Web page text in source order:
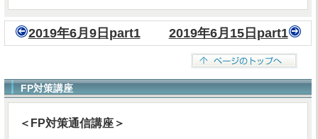
2019年6月9日part1 2019年6月15日part1
FP対策講座
＜FP対策通信講座＞